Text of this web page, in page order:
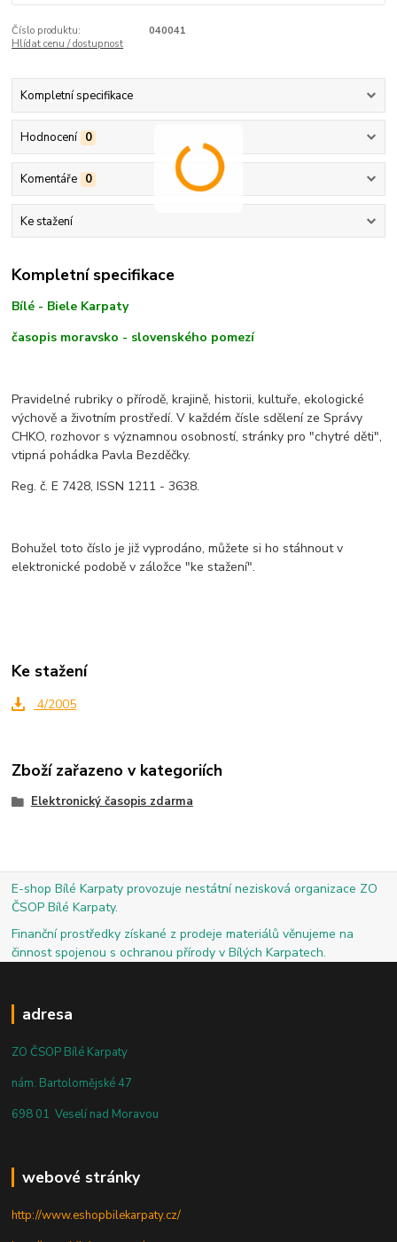
Číslo produktu:
040041
Hlídat cenu / dostupnost
Kompletní specifikace
Hodnocení 0
Komentáře 0
Ke stažení
Kompletní specifikace
Bílé - Biele Karpaty
časopis moravsko - slovenského pomezí
Pravidelné rubriky o přírodě, krajině, historii, kultuře, ekologické
výchově a životním prostředí. V každém čísle sdělení ze Správy
CHKO, rozhovor s významnou osobností, stránky pro "chytré děti",
vtipná pohádka Pavla Bezděčky.
Reg. č. E 7428, ISSN 1211 - 3638.
Bohužel toto číslo je již vyprodáno, můžete si ho stáhnout v
elektronické podobě v záložce "ke stažení".
Ke stažení
4/2005
Zboží zařazeno v kategoriích
Elektronický časopis zdarma
E-shop Bílé Karpaty provozuje nestátní nezisková organizace ZO
ČSOP Bílé Karpaty.
Finanční prostředky získané z prodeje materiálů věnujeme na
činnost spojenou s ochranou přírody v Bílých Karpatech.
adresa
ZO ČSOP Bílé Karpaty
nám. Bartolomějské 47
698 01 Veselí nad Moravou
webové stránky
http://www.eshopbilekarpaty.cz/